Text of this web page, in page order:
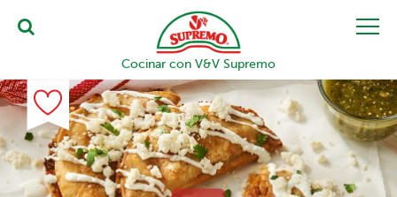
Cocinar con V&V Supremo